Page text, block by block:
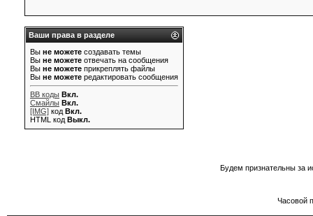
Ваши права в разделе
Вы не можете создавать темы
Вы не можете отвечать на сообщения
Вы не можете прикреплять файлы
Вы не можете редактировать сообщения
BB коды Вкл.
Смайлы Вкл.
[IMG] код Вкл.
HTML код Выкл.
Будем признательны за
Часовой